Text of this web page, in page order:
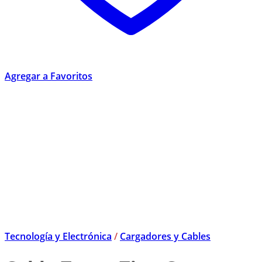
Agregar a Favoritos
Tecnología y Electrónica / Cargadores y Cables